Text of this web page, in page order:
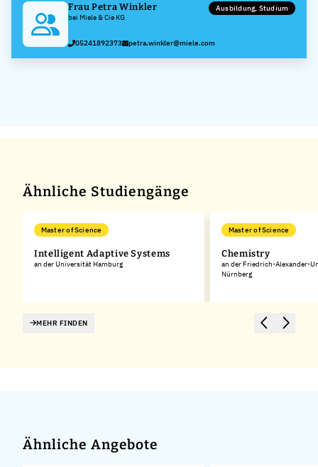
Frau Petra Winkler
bei Miele & Cie KG
Ausbildung, Studium
05241892373 petra.winkler@miele.com
Ähnliche Studiengänge
Master of Science
Intelligent Adaptive Systems
an der Universität Hamburg
Master of Science
Chemistry
an der Friedrich-Alexander-
Nürnberg
MEHR FINDEN
Ähnliche Angebote